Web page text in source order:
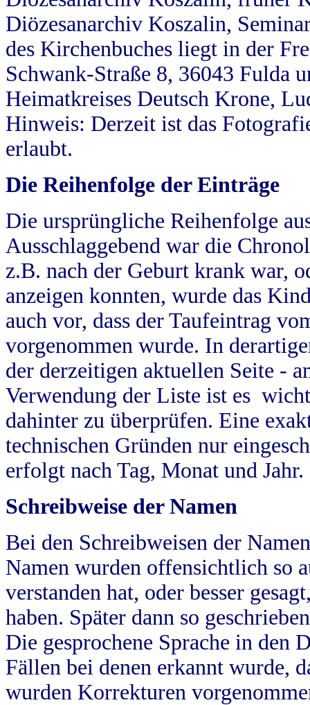
Diözesanarchiv Koszalin,
des Kirchenbuches liegt in der
Schwank-Straße 8, 36043 Fulda
Heimatkreises Deutsch Krone,
Hinweis: Derzeit ist das
erlaubt.
Die Reihenfolge der Einträge
Die ursprüngliche Reihenfolge
Ausschlaggebend war die
z.B. nach der Geburt krank war,
anzeigen konnten, wurde das
auch vor, dass der Taufeintrag
vorgenommen wurde. In
der derzeitigen aktuellen Seite -
Verwendung der Liste ist es
dahinter zu überprüfen. Eine
technischen Gründen nur
erfolgt nach Tag, Monat und Jahr.
Schreibweise der Namen
Bei den Schreibweisen der
Namen wurden offensichtlich so
verstanden hat, oder besser
haben. Später dann so
Die gesprochene Sprache in
Fällen bei denen erkannt wurde,
wurden Korrekturen